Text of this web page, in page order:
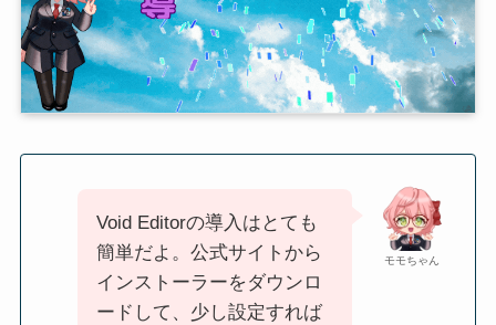
モモちゃん
Void Editorの導入はとても
簡単だよ。公式サイトから
インストーラーをダウンロ
ードして、少し設定すれば